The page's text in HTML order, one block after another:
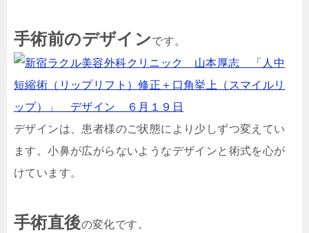
手術前のデザインです。
デザインは、患者様のご状態により少しずつ変えてい
ます。小鼻が広がらないようなデザインと術式を心が
けています。
手術直後の変化です。